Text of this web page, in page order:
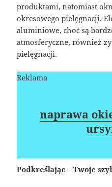
produktami, natomiast
okresowego pielęgnacji.
aluminiowe, choć są
atmosferyczne, również
pielęgnacji.
Reklama
naprawa
Podkreślając – Twoje